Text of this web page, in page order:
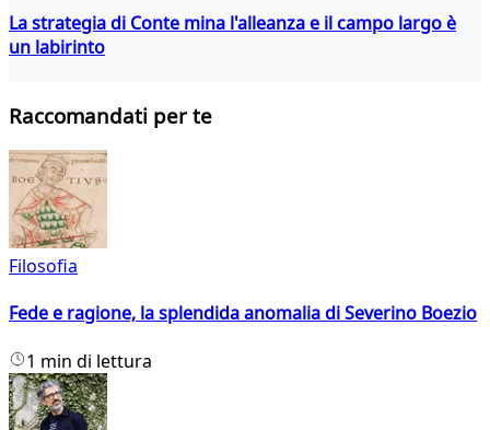
La strategia di Conte mina l'alleanza e il campo largo è
un labirinto
Raccomandati per te
Filosofia
Fede e ragione, la splendida anomalia di Severino Boezio
1 min di lettura